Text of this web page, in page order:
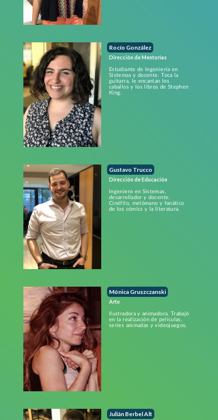
Rocío González
Dirección de Mentorías
Estudiante de Ingeniería en
Sistemas y docente. Toca la
guitarra, le encantan los
caballos y los libros de Stephen
King.
Gustavo Trucco
Dirección de Educación
Ingeniero en Sistemas,
desarrollador y docente.
Cinéfilo, melómano y fanático
de los cómics y la literatura.
Mónica Gruszczanski
Arte
Ilustradora y animadora. Trabajó
en la realización de películas,
series animadas y videojuegos.
Julián Berbel Alt